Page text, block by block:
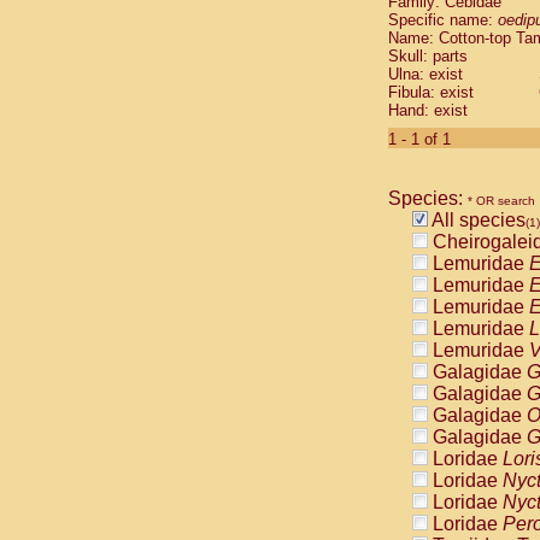
Cebidae
Cebidae
Cebidae
Cebidae
Cebidae
Cebidae
Cebidae
Cebidae
Cebidae
Cebidae
Cebidae
Cebidae
Atelidae
Atelidae
Atelidae
Atelidae
Atelidae
Atelidae
Atelidae
Atelidae
Atelidae
Atelidae
Pitheciidae
Specific name:
Name: Cotton-top
Skull: parts
Ulna: exist
Fibula: exist
Hand: exist
1 - 1 of 1
Species: * OR search
All species(1)
Lemuridae
Lemuridae
Lemuridae
Lemuridae
Lemuridae
Galagidae
Galagidae
Galagidae
Galagidae
Loridae
Loridae
Loridae
Loridae